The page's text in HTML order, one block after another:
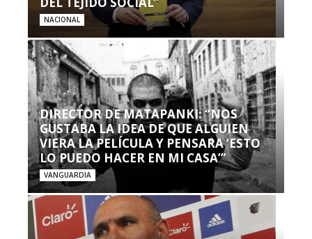
NACIONAL
DIRECTOR DE MATAPANKI: “NOS
GUSTABA LA IDEA DE QUE ALGUIEN
VIERA LA PELÍCULA Y PENSARA ‘ESTO
LO PUEDO HACER EN MI CASA’”
VANGUARDIA